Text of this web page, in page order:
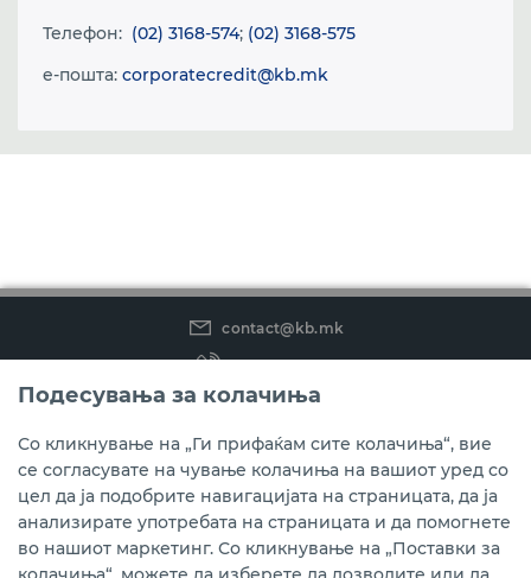
Телефон: (02) 3168-574; (02) 3168-575
e-пошта: corporatecredit@kb.mk
contact@kb.mk
(02) 3 296 800
Instagram
LinkedIn
Youtube
Преземете ја мобилната апликација мБанкаКо.
Подесувања за колачиња
Со кликнување на „Ги прифаќам сите колачиња“, вие
се согласувате на чување колачиња на вашиот уред со
цел да ја подобрите навигацијата на страницата, да ја
анализирате употребата на страницата и да помогнете
во нашиот маркетинг. Со кликнување на „Поставки за